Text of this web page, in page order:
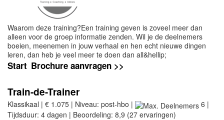
Waarom deze training?Een training geven is zoveel meer dan
alleen voor de groep informatie zenden. Wil je de deelnemers
boeien, meenemen in jouw verhaal en hen echt nieuwe dingen
leren, dan heb je veel meer te doen dan all&hellip;
Start Brochure aanvragen >>
Train-de-Trainer
Klassikaal | € 1.075 | Niveau: post-hbo |
6 |
Tijdsduur: 4 dagen | Beoordeling: 8,9 (27 ervaringen)